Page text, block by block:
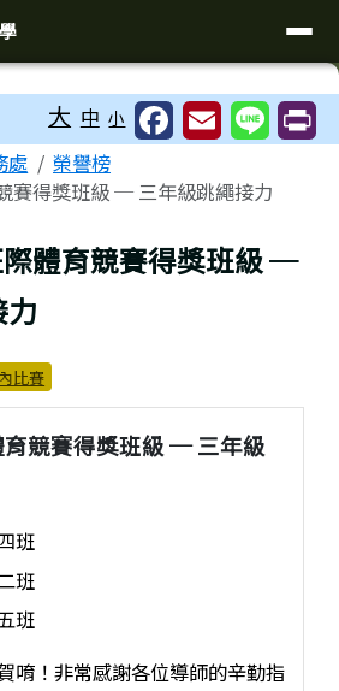
國民小學
大 中 小
處
榮譽榜
賽得獎班級 ─ 三年級跳繩接力
體育競賽得獎班級 ─
比賽
育競賽得獎班級 ─ 三年級
班
班
班
唷！非常感謝各位導師的辛勤指